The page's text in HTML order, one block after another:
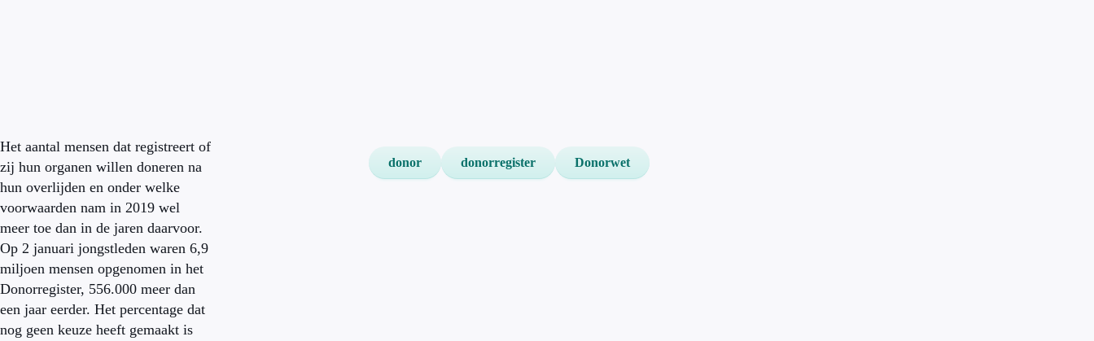
Het aantal mensen dat registreert of
zij hun organen willen doneren na
hun overlijden en onder welke
voorwaarden nam in 2019 wel
meer toe dan in de jaren daarvoor.
Op 2 januari jongstleden waren 6,9
miljoen mensen opgenomen in het
Donorregister, 556.000 meer dan
een jaar eerder. Het percentage dat
nog geen keuze heeft gemaakt is
donor donorregister Donorwet